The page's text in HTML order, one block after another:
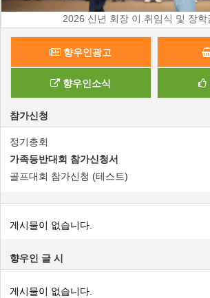
2026 신년 회장 이.취임식 및 장학
향우인광고
향우인소식
참가신청
정기총회
가족등반대회 참가신청서
골프대회 참가신청 (테스트)
게시물이 없습니다.
향우인 글 시
게시물이 없습니다.